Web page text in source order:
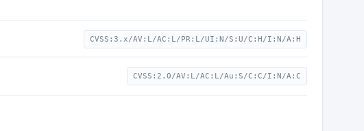
CVSS:3.x/AV:L/AC:L/PR:L/UI:N/S:U/C:H/I:N/A:H
CVSS:2.0/AV:L/AC:L/Au:S/C:C/I:N/A:C